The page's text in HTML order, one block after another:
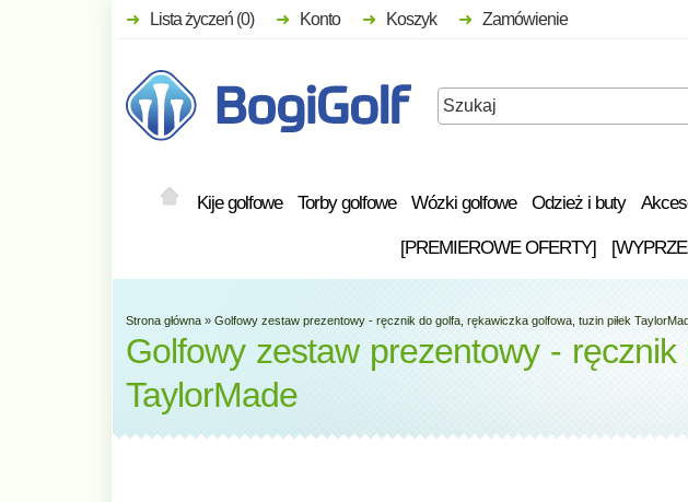
Kije golfowe Torby golfowe Wózki golfowe Odzież i buty
[PREMIEROWE OFERTY]
Lista życzeń (0) Konto Koszyk Zamówienie
Strona główna » Golfowy zestaw prezentowy - ręcznik do golfa, rękawiczka golfowa, tuzin piłek
Golfowy zestaw prezentowy -
TaylorMade